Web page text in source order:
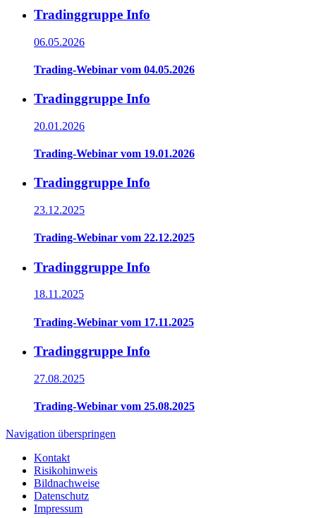
Tradinggruppe Info
06.05.2026
Trading-Webinar vom 04.05.2026
Tradinggruppe Info
20.01.2026
Trading-Webinar vom 19.01.2026
Tradinggruppe Info
23.12.2025
Trading-Webinar vom 22.12.2025
Tradinggruppe Info
18.11.2025
Trading-Webinar vom 17.11.2025
Tradinggruppe Info
27.08.2025
Trading-Webinar vom 25.08.2025
Navigation überspringen
Kontakt
Risikohinweis
Bildnachweise
Datenschutz
Impressum